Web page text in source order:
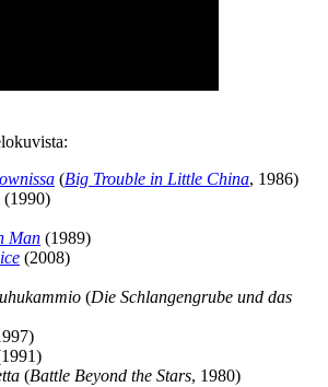
(Big Trouble in Little China, 1986)
(1990)
Man (1989)
(2008)
(Die Schlangengrube und das
(Battle Beyond the Stars, 1980)